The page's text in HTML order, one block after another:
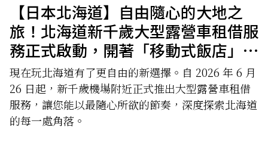
【日本北海道】自由隨心的大地之
旅！北海道新千歲大型露營車租借服
務正式啟動，開著「移動式飯店」暢
遊北國
現在玩北海道有了更自由的新選擇。自 2026 年 6 月
26 日起，新千歲機場附近正式推出大型露營車租借
服務，讓您能以最隨心所欲的節奏，深度探索北海道
的每一處角落。